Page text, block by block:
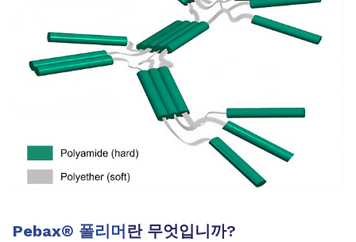
Pebax® 폴리머란 무엇입니까?